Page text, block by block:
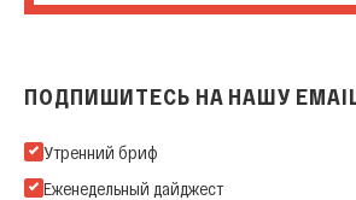
ПОДПИШИТЕСЬ НА НАШУ
Подпишитесь на нашу Email-рассылку
Утренний бриф
Еженедельный дайджест